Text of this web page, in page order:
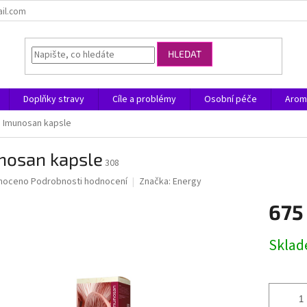
HLEDAT
Doplňky stravy Cíle a problémy Osobní péče
Imunosan kapsle
kapsle308
Podrobnosti hodnocení Značka: Energy
675
cena: